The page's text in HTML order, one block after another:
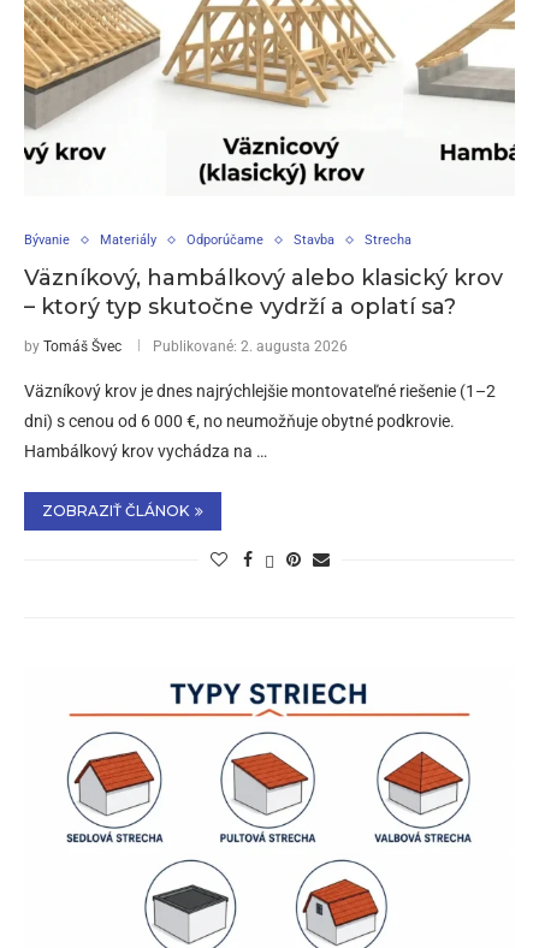
Bývanie Materiály Odporúčame Stavba Strecha
Väzníkový, hambálkový alebo klasický krov
– ktorý typ skutočne vydrží a oplatí sa?
by Tomáš Švec Publikované: 2. augusta 2026
Väzníkový krov je dnes najrýchlejšie montovateľné riešenie (1–2
dni) s cenou od 6 000 €, no neumožňuje obytné podkrovie.
Hambálkový krov vychádza na …
ZOBRAZIŤ ČLÁNOK